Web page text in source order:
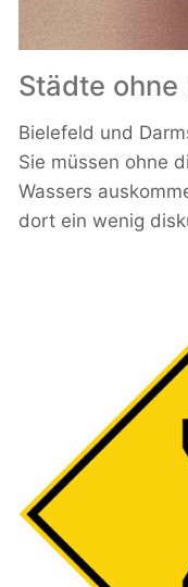
Städte ohne
Bielefeld und
Sie müssen ohne
Wassers
dort ein wenig